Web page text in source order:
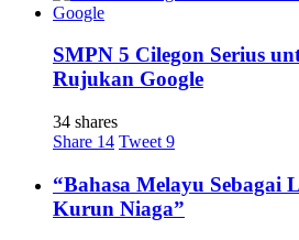
SMPN 5 Cilegon Serius
Rujukan Google
34 shares
Share 14 Tweet 9
“Bahasa Melayu Sebagai
Kurun Niaga”